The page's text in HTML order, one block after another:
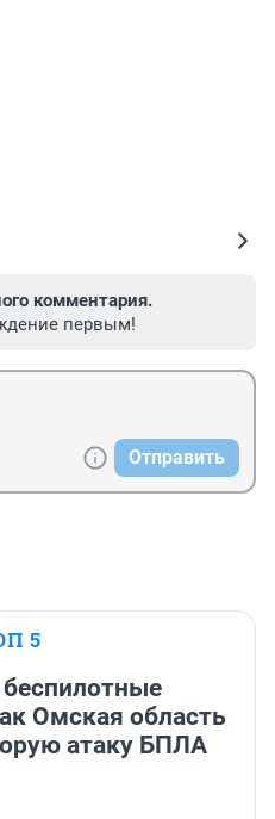
комментария.
первым!
Отправить
5
Омская область
атаку БПЛА